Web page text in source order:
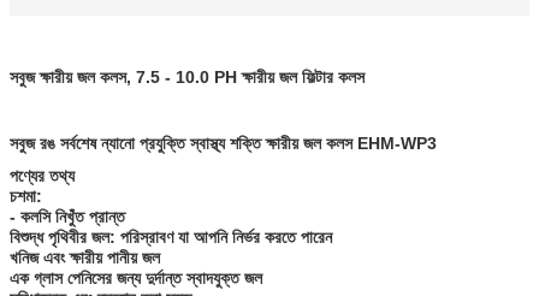
সবুজ ক্ষারীয় জল কলস, 7.5 - 10.0 PH ক্ষারীয় জল ফিল্টার কলস
সবুজ রঙ সর্বশেষ ন্যানো প্রযুক্তি স্বাস্থ্য শক্তি ক্ষারীয় জল কলস EHM-WP3
পণ্যের তথ্য
চশমা:
- কলসি নিখুঁত প্রান্ত
বিশুদ্ধ পৃথিবীর জল: পরিস্রাবণ যা আপনি নির্ভর করতে পারেন
খনিজ এবং ক্ষারীয় পানীয় জল
এক গ্লাস পেনিসের জন্য দুর্দান্ত স্বাদযুক্ত জল